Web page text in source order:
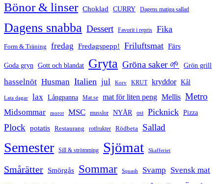
Bönor & linser Choklad CURRY Dagens matiga sallad
Dagens snabba Dessert Favorit i repris Fika
Form & Träning fredag Fredagspepp! Friluftsmat Färs
Goda gryn Gott och blandat Gryta Gröna saker 🌱 Grön grill
hasselnöt Husman Italien jul Korv KRUT kryddor Kål
Lata dagar lax Långpanna Mat.se mat för liten peng Mellis Metro
Midsommar morot MSC musslor NYÅR ost Picknick Pizza
Plock potatis Restaurang rotfrukter Rödbeta Sallad
Semester Sill & strömming Sjömat Skafferiet
Smårätter Smörgås Sommar Squash Svamp Svensk mat